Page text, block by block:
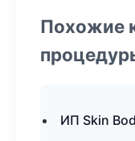
Похожие
ИП Skin